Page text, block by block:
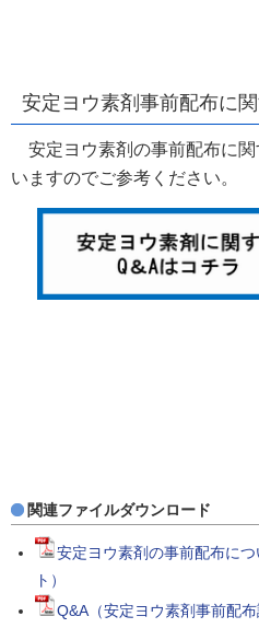
安定ヨウ素剤事前配布に
安定ヨウ素剤の事前配布に関
いますのでご参考ください。
関連ファイルダウンロード
安定ヨウ素剤の事前配布に
ト）
Q&A（安定ヨウ素剤事前配